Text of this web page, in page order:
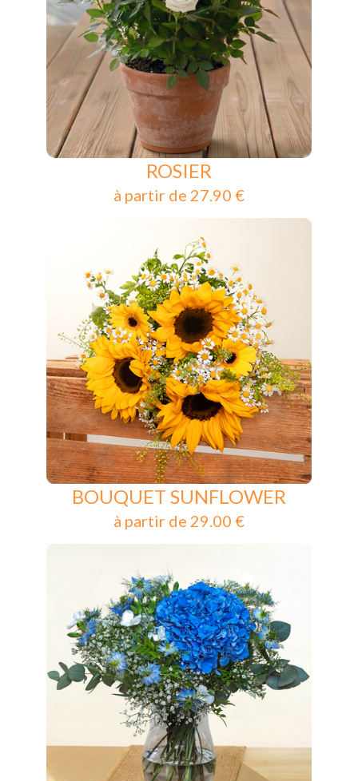
ROSIER
à partir de 27.90 €
BOUQUET SUNFLOWER
à partir de 29.00 €